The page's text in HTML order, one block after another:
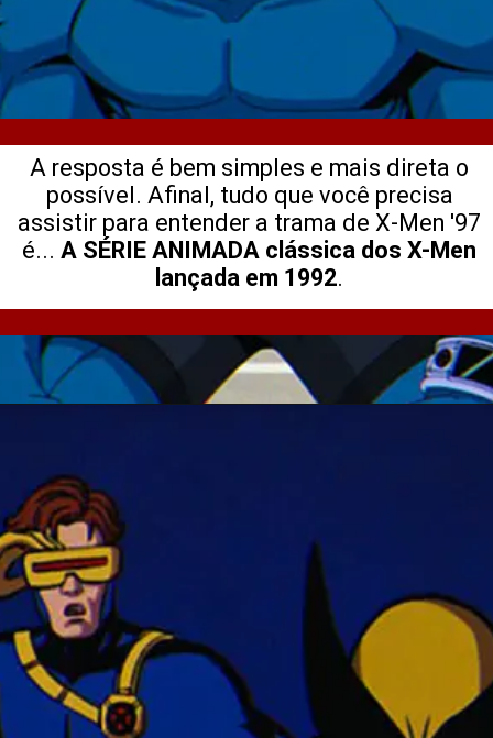
A resposta é bem simples e mais direta o
possível. Afinal, tudo que você precisa
assistir para entender a trama de X-Men '97
é...A SÉRIE ANIMADA clássica dos X-Men
lançada em 1992.